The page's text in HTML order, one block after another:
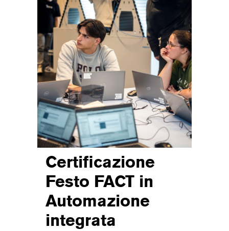
Certificazione
Festo FACT in
Automazione
integrata